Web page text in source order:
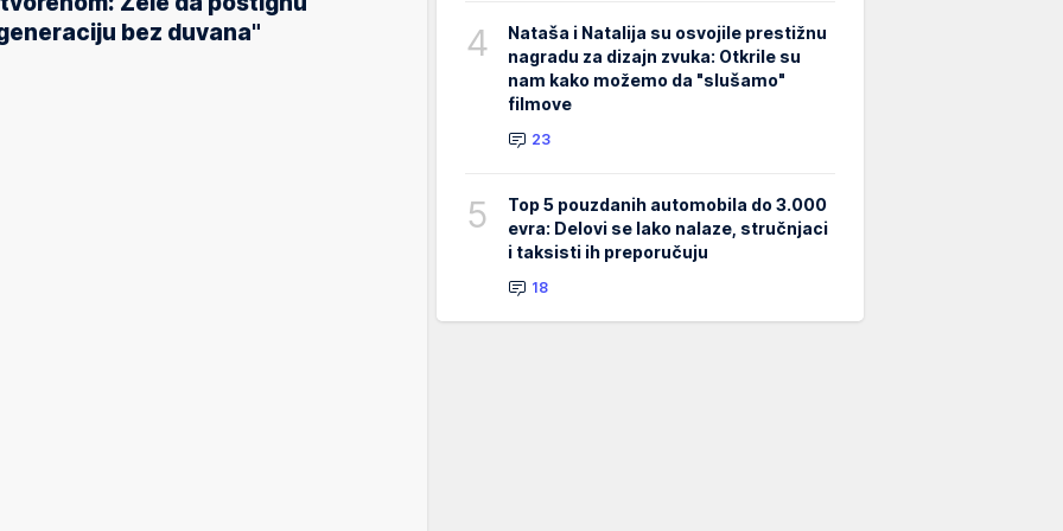
bez duvana"
4
Nataša i Natalija su osvojile prestižnu
nagradu za dizajn zvuka: Otkrile su
nam kako možemo da "slušamo"
filmove
23
5
Top 5 pouzdanih automobila do 3.000
evra: Delovi se lako nalaze, stručnjaci
i taksisti ih preporučuju
18